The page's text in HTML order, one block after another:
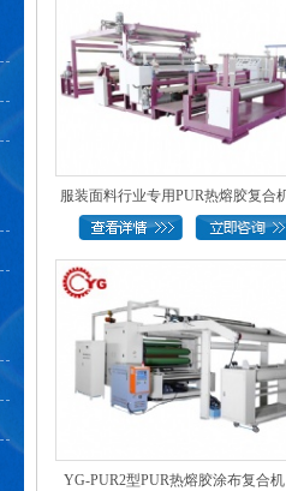
服装面料行业专用PUR热熔胶复合
YG-PUR2型PUR热熔胶涂布复合